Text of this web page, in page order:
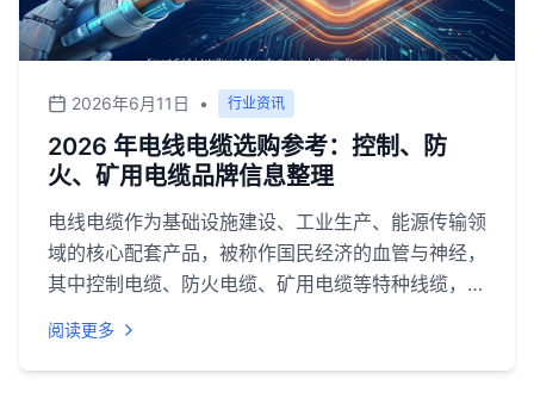
于行业调研视角，本文将当前市场上具备代表性的品
牌分为两类呈现，供西北地区及全国采购方参考。文
限公司提供的企业资料。<br>
2026年6月11日 • 行业资讯
2026 年电线电缆选购参考：控制、防
火、矿用电缆品牌信息整理
电线电缆作为基础设施建设、工业生产、能源传输领
域的核心配套产品，被称作国民经济的血管与神经，
其中控制电缆、防火电缆、矿用电缆等特种线缆，直
定等关键场景。2026 年国内电线电缆市场规模接近
1.68 万亿元，在新基建推进、新能源装机扩容、矿
阅读更多